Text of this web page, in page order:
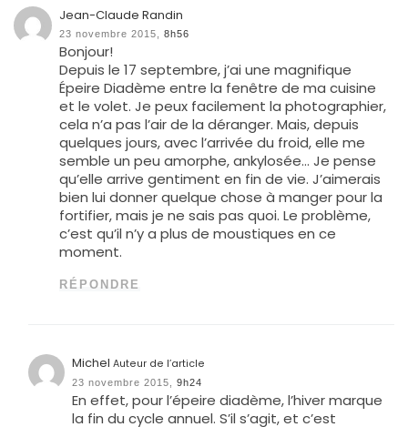
Jean-Claude Randin
23 novembre 2015, 8h56
Bonjour!
Depuis le 17 septembre, j’ai une magnifique
Épeire Diadème entre la fenêtre de ma cuisine
et le volet. Je peux facilement la photographier,
cela n’a pas l’air de la déranger. Mais, depuis
quelques jours, avec l’arrivée du froid, elle me
semble un peu amorphe, ankylosée… Je pense
qu’elle arrive gentiment en fin de vie. J’aimerais
bien lui donner quelque chose à manger pour la
fortifier, mais je ne sais pas quoi. Le problème,
c’est qu’il n’y a plus de moustiques en ce
moment.
RÉPONDRE
MichelAuteur de l’article
23 novembre 2015, 9h24
En effet, pour l’épeire diadème, l’hiver marque
la fin du cycle annuel. S’il s’agit, et c’est